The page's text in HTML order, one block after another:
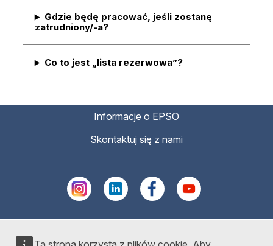
Gdzie będę pracować, jeśli zostanę
zatrudniony/-a?
Co to jest „lista rezerwowa”?
Informacje o EPSO
Skontaktuj się z nami